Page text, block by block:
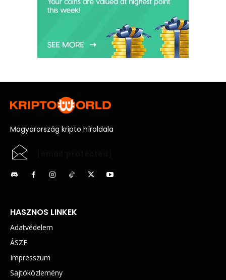
Magyarország kripto híroldala
HASZNOS LINKEK
Adatvédelem
ÁSZF
Impresszum
Sajtóközlemény